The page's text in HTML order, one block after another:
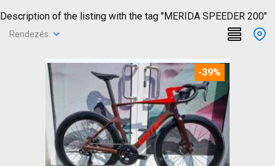
Description of the listing with the tag "MERIDA SPEEDER 200"
Rendezés:
-39%